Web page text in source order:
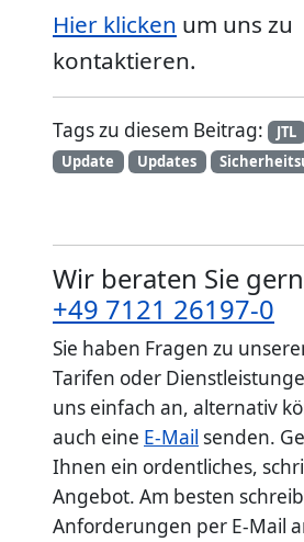
Hier klicken um uns zu
kontaktieren.
Tags zu diesem Beitrag: JTL
Update
Updates
Wir beraten Sie
+49 7121 26197-0
Sie haben Fragen zu
Tarifen oder
uns einfach an, alternativ
auch eine E-Mail senden.
Ihnen ein ordentliches,
Angebot. Am besten
Anforderungen per E-Mail